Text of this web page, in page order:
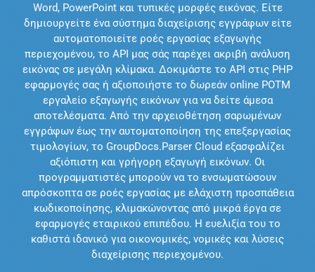
Word, PowerPoint και τυπικές μορφές εικόνας. Είτε
δημιουργείτε ένα σύστημα διαχείρισης εγγράφων είτε
αυτοματοποιείτε ροές εργασίας εξαγωγής
περιεχομένου, το API μας σάς παρέχει ακριβή ανάλυση
εικόνας σε μεγάλη κλίμακα. Δοκιμάστε το API στις PHP
εφαρμογές σας ή αξιοποιήστε το δωρεάν online POTM
εργαλείο εξαγωγής εικόνων για να δείτε άμεσα
αποτελέσματα. Από την αρχειοθέτηση σαρωμένων
εγγράφων έως την αυτοματοποίηση της επεξεργασίας
τιμολογίων, το GroupDocs.Parser Cloud εξασφαλίζει
αξιόπιστη και γρήγορη εξαγωγή εικόνων. Οι
προγραμματιστές μπορούν να το ενσωματώσουν
απρόσκοπτα σε ροές εργασίας με ελάχιστη προσπάθεια
κωδικοποίησης, κλιμακώνοντας από μικρά έργα σε
εφαρμογές εταιρικού επιπέδου. Η ευελιξία του το
καθιστά ιδανικό για οικονομικές, νομικές και λύσεις
διαχείρισης περιεχομένου.